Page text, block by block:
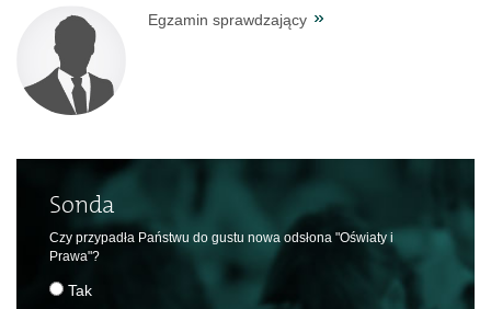
Egzamin sprawdzający
Sonda
Czy przypadła Państwu do gustu nowa odsłona "Oświaty i
Prawa"?
Tak